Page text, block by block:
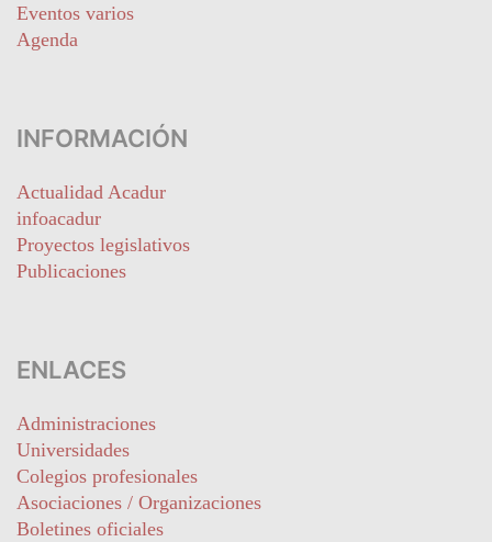
Eventos varios
Agenda
INFORMACIÓN
Actualidad Acadur
infoacadur
Proyectos legislativos
Publicaciones
ENLACES
Administraciones
Universidades
Colegios profesionales
Asociaciones / Organizaciones
Boletines oficiales